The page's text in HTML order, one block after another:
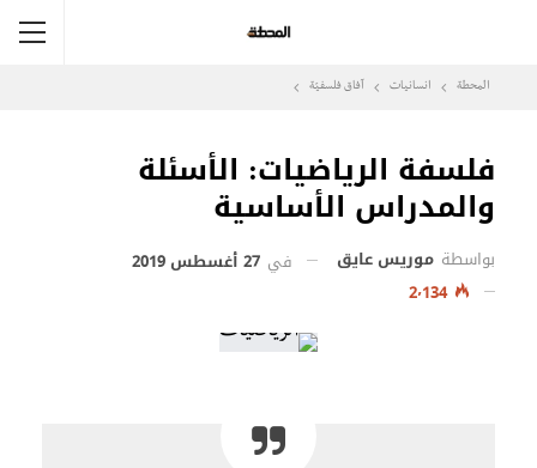
المحطة انسانيات آفاق فلسفيّة‎
فلسفة الرياضيات: الأسئلة
والمدراس الأساسية
بواسطة موريس عايق في 27 أغسطس 2019
2٬134